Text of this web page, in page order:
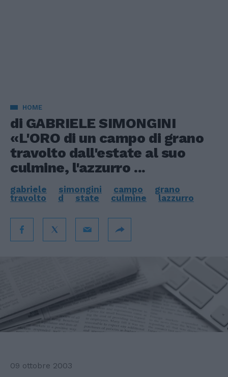
HOME
di GABRIELE SIMONGINI
«L'ORO di un campo di grano
travolto dall'estate al suo
culmine, l'azzurro ...
gabriele simongini campo
grano
travolto
d state culmine lazzurro
09 ottobre 2003